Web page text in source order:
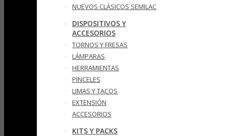
NUEVOS CLÁSICOS SEMILAC
DISPOSITIVOS Y
ACCESORIOS
TORNOS Y FRESAS
LÁMPARAS
HERRAMIENTAS
PINCELES
LIMAS Y TACOS
EXTENSIÓN
ACCESORIOS
KITS Y PACKS